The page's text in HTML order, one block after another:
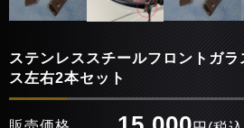
ステンレススチールフロントガ
ス左右2本セット